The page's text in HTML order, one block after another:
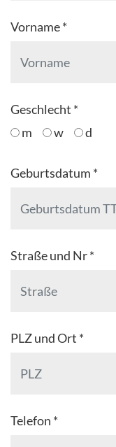
Vorname *
Geschlecht *
m
w d
Geburtsdatum *
Straße und Nr *
PLZ und Ort *
Telefon *